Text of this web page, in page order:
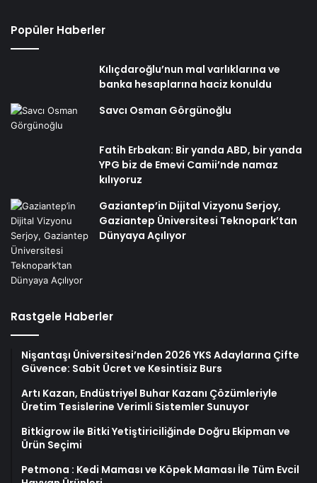
Popüler Haberler
Kılıçdaroğlu’nun mal varlıklarına ve
banka hesaplarına haciz konuldu
Savcı Osman Görgünoğlu
Fatih Erbakan: Bir yanda ABD, bir yanda
YPG biz de Emevi Camii’nde namaz
kılıyoruz
Gaziantep’in Dijital Vizyonu Serjoy,
Gaziantep Üniversitesi Teknopark’tan
Dünyaya Açılıyor
Rastgele Haberler
Nişantaşı Üniversitesi’nden 2026 YKS Adaylarına Çifte
Güvence: Sabit Ücret ve Kesintisiz Burs
Artı Kazan, Endüstriyel Buhar Kazanı Çözümleriyle
Üretim Tesislerine Verimli Sistemler Sunuyor
Bitkigrow ile Bitki Yetiştiriciliğinde Doğru Ekipman ve
Ürün Seçimi
Petmona : Kedi Maması ve Köpek Maması İle Tüm Evcil